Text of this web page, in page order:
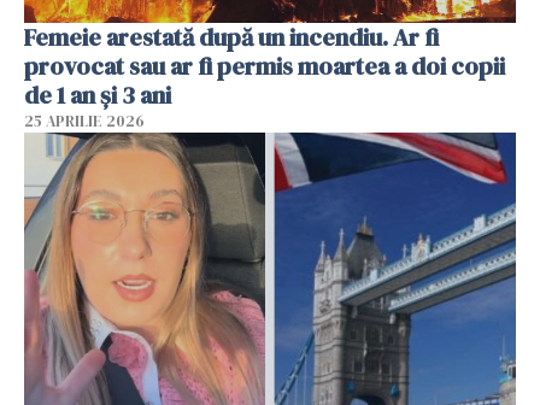
Femeie arestată după un incendiu. Ar fi
provocat sau ar fi permis moartea a doi copii
de 1 an și 3 ani
25 APRILIE 2026